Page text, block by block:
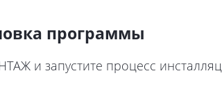
программы
и запустите процесс